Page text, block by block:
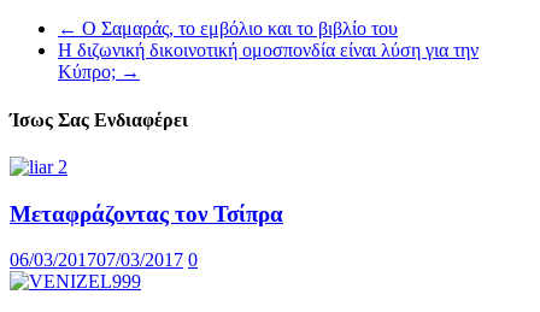
← Ο Σαμαράς, το εμβόλιο και το βιβλίο του
Η διζωνική δικοινοτική ομοσπονδία είναι λύση για την
Κύπρο; →
Ίσως Σας Ενδιαφέρει
Μεταφράζοντας τον Τσίπρα
06/03/201707/03/2017 0